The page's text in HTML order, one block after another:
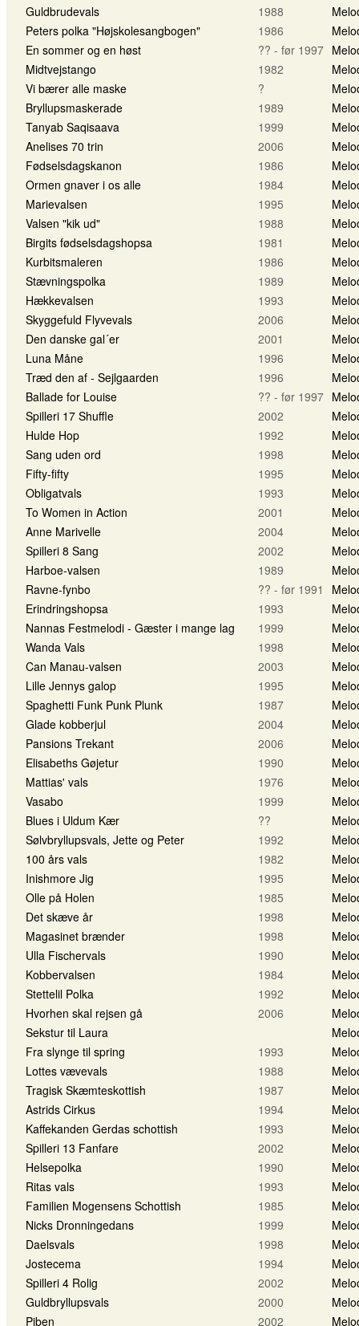
Guldbrudevals
1988
Peters polka "Højskolesangbogen"
1986
En sommer og en høst
?? - før 1997
Midtvejstango
1982
Vi bærer alle maske
?
Bryllupsmaskerade
1989
Tanyab Saqisaava
1999
Anelises 70 trin
2006
Fødselsdagskanon
1986
Ormen gnaver i os alle
1984
Marievalsen
1995
Valsen "kik ud"
1988
Birgits fødselsdagshopsa
1981
Kurbitsmaleren
1986
Stævningspolka
1989
Hækkevalsen
1993
Skyggefuld Flyvevals
2006
Den danske gal´er
2001
Luna Måne
1996
Træd den af - Sejlgaarden
1996
Ballade for Louise
?? - før 1997
Spilleri 17 Shuffle
2002
Hulde Hop
1992
Sang uden ord
1998
Fifty-fifty
1995
Obligatvals
1993
To Women in Action
2001
Anne Marivelle
2004
Spilleri 8 Sang
2002
Harboe-valsen
1989
Ravne-fynbo
?? - før 1991
Erindringshopsa
1993
Nannas Festmelodi - Gæster i mange lag
1999
Wanda Vals
1998
Can Manau-valsen
2003
Lille Jennys galop
1995
Spaghetti Funk Punk Plunk
1987
Glade kobberjul
2004
Pansions Trekant
2006
Elisabeths Gøjetur
1990
Mattias' vals
1976
Vasabo
1999
Blues i Uldum Kær
??
Sølvbryllupsvals, Jette og Peter
1992
100 års vals
1982
Inishmore Jig
1995
Olle på Holen
1985
Det skæve år
1998
Magasinet brænder
1998
Ulla Fischervals
1990
Kobbervalsen
1984
Stettelil Polka
1992
Hvorhen skal rejsen gå
2006
Sekstur til Laura
Fra slynge til spring
1993
Lottes vævevals
1988
Tragisk Skæmteskottish
1987
Astrids Cirkus
1994
Kaffekanden Gerdas schottish
1993
Spilleri 13 Fanfare
2002
Helsepolka
1990
Ritas vals
1993
Familien Mogensens Schottish
1985
Nicks Dronningedans
1999
Daelsvals
1998
Jostecema
1994
Spilleri 4 Rolig
2002
Guldbryllupsvals
2000
Piben
2002